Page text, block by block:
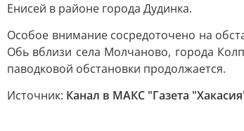
Енисей в районе города Дудинка.
Особое внимание сосредоточено на
Обь вблизи села Молчаново, города
паводковой обстановки продолжается.
Источник: Канал в МАКС "Газета